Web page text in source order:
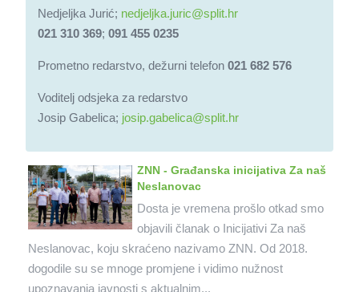
Nedjeljka Jurić; nedjeljka.juric@split.hr
021 310 369; 091 455 0235
Prometno redarstvo, dežurni telefon 021 682 576
Voditelj odsjeka za redarstvo
Josip Gabelica; josip.gabelica@split.hr
ZNN - Građanska inicijativa Za naš
Neslanovac
Dosta je vremena prošlo otkad smo
objavili članak o Inicijativi Za naš
Neslanovac, koju skraćeno nazivamo ZNN. Od 2018.
dogodile su se mnoge promjene i vidimo nužnost
upoznavanja javnosti s aktualnim...